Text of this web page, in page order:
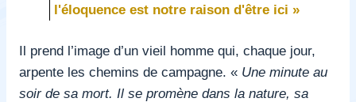
l'éloquence est notre raison d'être ici »
Il prend l’image d’un vieil homme qui, chaque jour,
arpente les chemins de campagne. « Une minute au
soir de sa mort. Il se promène dans la nature, sa